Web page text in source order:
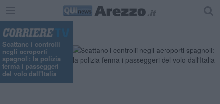
Scattano i controlli
negli aeroporti
spagnoli: la polizia
ferma i passeggeri
del volo dall'Italia